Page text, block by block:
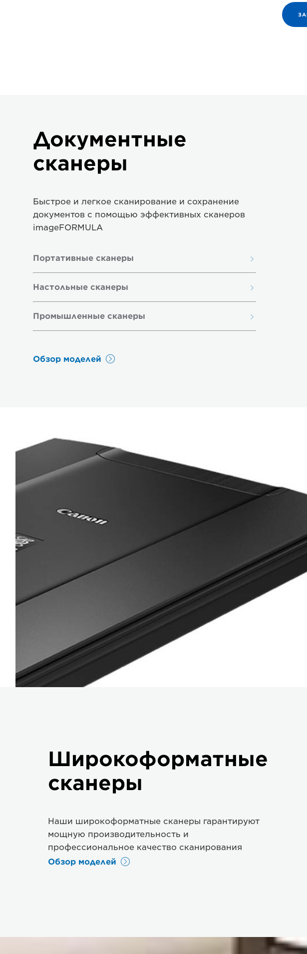
Документные
сканеры
Быстрое и легкое сканирование и сохранение
документов с помощью эффективных сканеров
imageFORMULA
Портативные сканеры
Настольные сканеры
Промышленные сканеры
Обзор моделей
Широкоформатные
сканеры
Наши широкоформатные сканеры гарантируют
мощную производительность и
профессиональное качество сканирования
Обзор моделей